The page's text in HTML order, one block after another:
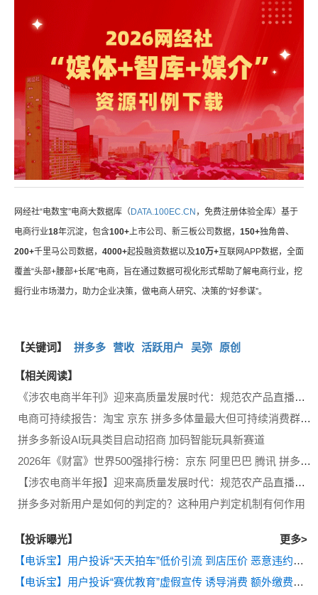
网经社“电数宝”电商大数据库（DATA.100EC.CN ，免费注册体验全库）基于
电商行业18年沉淀，包含100+ 上市公司、新三板公司数据， 150+独角兽、
200+千里马公司数据， 4000+起投融资数据以及10万+互联网APP数据，全面
覆盖“头部+腰部+长尾”电商，旨在通过数据可视化形式帮助了解电商行业，挖
掘行业市场潜力，助力企业决策，做电商人研究、决策的“好参谋”。
【关键词】 拼多多 营收 活跃用户 吴弥 原创
【相关阅读】
《涉农电商半年刊》迎来高质量发展时代：规范农产品直播带货 拼多多 京东等深耕产地供应链 国家多部门统筹推进数商兴农
电商可持续报告：淘宝 京东 拼多多体量最大但可持续消费群体渗透率最低 闲鱼 转转信任体系待完善
拼多多新设AI玩具类目启动招商 加码智能玩具新赛道
2026年《财富》世界500强排行榜：京东 阿里巴巴 腾讯 拼多多 美团排名提升
【涉农电商半年报】迎来高质量发展时代：规范农产品直播带货 拼多多 京东等深耕产地供应链 国家多部门统筹推进数商兴农
拼多多对新用户是如何的判定的？这种用户判定机制有何作用
【投诉曝光】
更多>
【电诉宝】用户投诉“天天拍车”低价引流 到店压价 恶意违约等问题
【电诉宝】用户投诉“赛优教育”虚假宣传 诱导消费 额外缴费后退款遭拒